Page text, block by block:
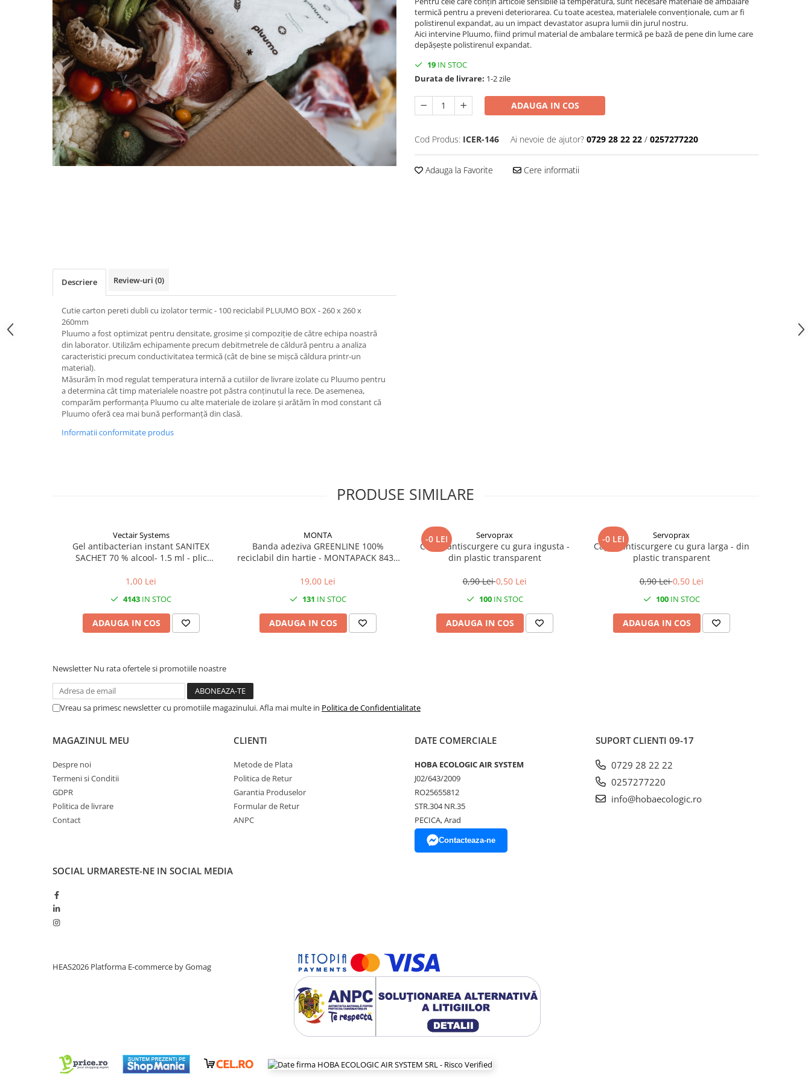
termică pentru a preveni deteriorarea. Cu toate acestea, materialele convenționale, cum ar fi
polistirenul expandat, au un impact devastator asupra lumii din jurul nostru.
Aici intervine Pluumo, fiind primul material de ambalare termică pe bază de pene din lume care
depășește polistirenul expandat.
19 IN STOC
Durata de livrare: 1-2 zile
ADAUGA IN COS
Cod Produs: ICER-146 Ai nevoie de ajutor? 0729 28 22 22 / 0257277220
Adauga la Favorite Cere informatii
Descriere Review-uri (0)
Cutie carton pereti dubli cu izolator termic - 100 reciclabil PLUUMO BOX - 260 x 260 x
260mm
Pluumo a fost optimizat pentru densitate, grosime și compoziție de către echipa noastră
din laborator. Utilizăm echipamente precum debitmetrele de căldură pentru a analiza
caracteristici precum conductivitatea termică (cât de bine se mișcă căldura printr-un
material).
Măsurăm în mod regulat temperatura internă a cutiilor de livrare izolate cu Pluumo pentru
a determina cât timp materialele noastre pot păstra conținutul la rece. De asemenea,
comparăm performanța Pluumo cu alte materiale de izolare și arătăm în mod constant că
Pluumo oferă cea mai bună performanță din clasă.
Informatii conformitate produs
PRODUSE SIMILARE
Vectair Systems
Gel antibacterian instant SANITEX
SACHET 70 % alcool- 1.5 ml - plic
1,00 Lei
4143 IN STOC
ADAUGA IN COS
MONTA
Banda adeziva GREENLINE 100%
reciclabil din hartie - MONTAPACK 843 -
19,00 Lei
131 IN STOC
ADAUGA IN COS
-0 LEI Servoprax
Capac antiscurgere cu gura ingusta -
din plastic transparent
0,90 Lei0,50 Lei
100IN STOC
ADAUGA IN COS
-0 LEI Servoprax
Capac antiscurgere cu gura larga - din
plastic transparent
0,90 Lei0,50 Lei
100IN STOC
ADAUGA IN COS
Newsletter Nu rata ofertele si promotiile noastre
Vreau sa primesc newsletter cu promotiile magazinului. Afla mai multe in Politica de Confidentialitate
MAGAZINUL MEU
Despre noi
Termeni si Conditii
GDPR
Politica de livrare
Contact
CLIENTI
Metode de Plata
Politica de Retur
Garantia Produselor
Formular de Retur
ANPC
DATE COMERCIALE
HOBA ECOLOGIC AIR SYSTEM
J02/643/2009
RO25655812
STR.304 NR.35
PECICA, Arad
Contacteaza-ne
SUPORT CLIENTI 09-17
0729 28 22 22
0257277220
info@hobaecologic.ro
SOCIAL URMARESTE-NE IN SOCIAL MEDIA
HEAS2026 Platforma E-commerce by Gomag